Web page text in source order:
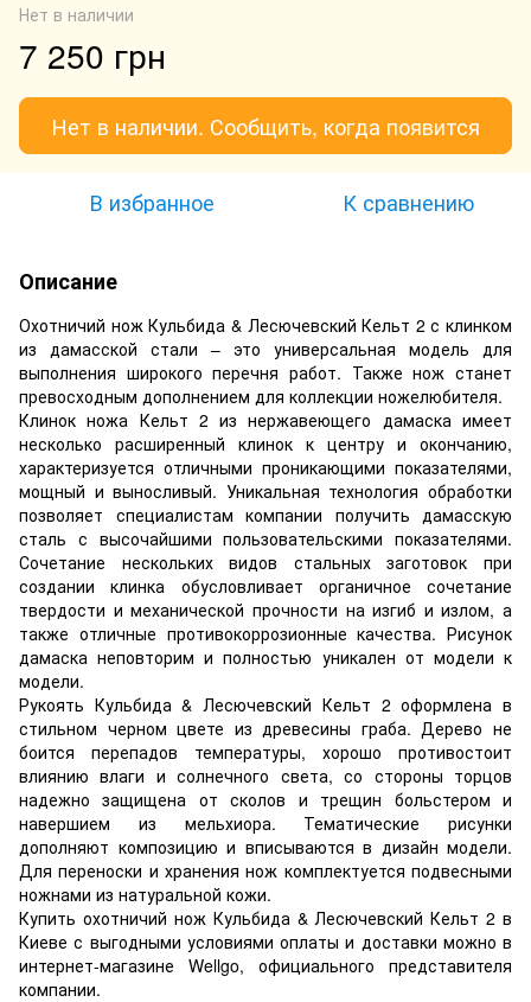
Нет в наличии
7 250 грн
Нет в наличии. Сообщить, когда появится
В избранное К сравнению
Описание
Охотничий нож Кульбида & Лесючевский Кельт 2 с клинком
из дамасской стали – это универсальная модель для
выполнения широкого перечня работ. Также нож станет
превосходным дополнением для коллекции ножелюбителя.
Клинок ножа Кельт 2 из нержавеющего дамаска имеет
несколько расширенный клинок к центру и окончанию,
характеризуется отличными проникающими показателями,
мощный и выносливый. Уникальная технология обработки
позволяет специалистам компании получить дамасскую
сталь с высочайшими пользовательскими показателями.
Сочетание нескольких видов стальных заготовок при
создании клинка обусловливает органичное сочетание
твердости и механической прочности на изгиб и излом, а
также отличные противокоррозионные качества. Рисунок
дамаска неповторим и полностью уникален от модели к
модели.
Рукоять Кульбида & Лесючевский Кельт 2 оформлена в
стильном черном цвете из древесины граба. Дерево не
боится перепадов температуры, хорошо противостоит
влиянию влаги и солнечного света, со стороны торцов
надежно защищена от сколов и трещин больстером и
навершием из мельхиора. Тематические рисунки
дополняют композицию и вписываются в дизайн модели.
Для переноски и хранения нож комплектуется подвесными
ножнами из натуральной кожи.
Купить охотничий нож Кульбида & Лесючевский Кельт 2 в
Киеве с выгодными условиями оплаты и доставки можно в
интернет-магазине Wellgo, официального представителя
компании.